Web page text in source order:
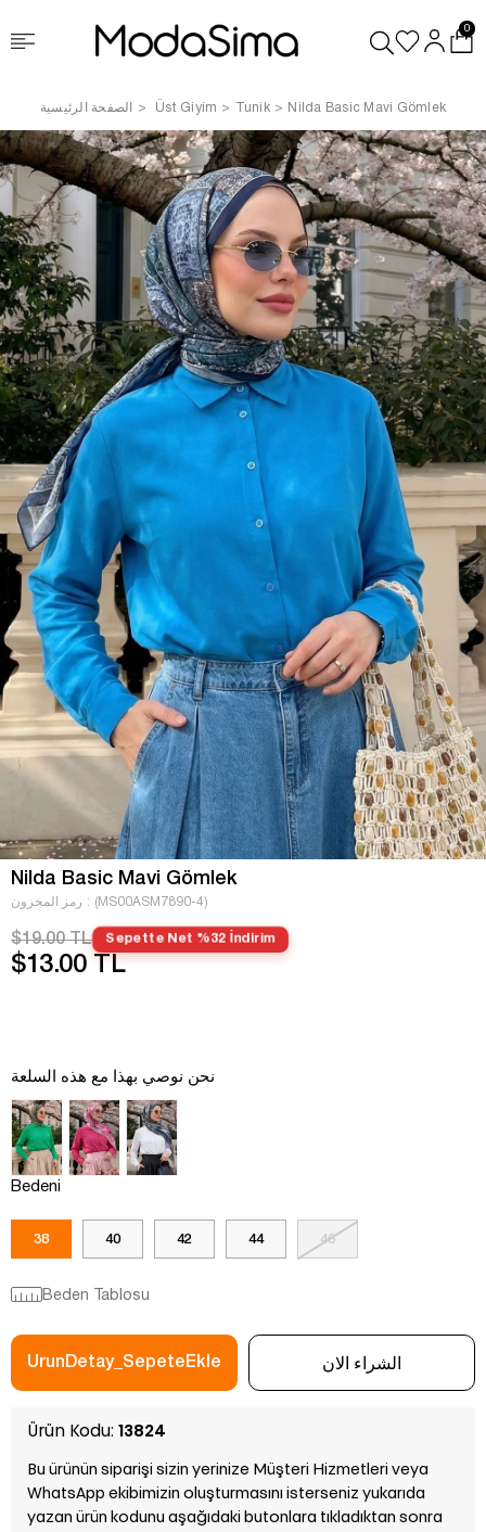
0
الصفحة الرئيسية Üst Giyim Tunik Nilda Basic Mavi Gömlek
Nilda Basic Mavi Gömlek
رمز المخزون (MS00ASM7890-4)
$19.00 TL Sepette Net %32 İndirim
$13.00 TL
نحن نوصي بهذا مع هذه السلعة
Bedeni
38 40 42 44 46
Beden Tablosu
Ürün Kodu: 13824
Bu ürünün siparişi sizin yerinize Müşteri Hizmetleri veya
WhatsApp ekibimizin oluşturmasını isterseniz yukarıda
yazan ürün kodunu aşağıdaki butonlara tıkladıktan sonra